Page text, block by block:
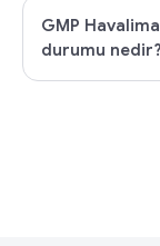
GMP
durumu nedir?